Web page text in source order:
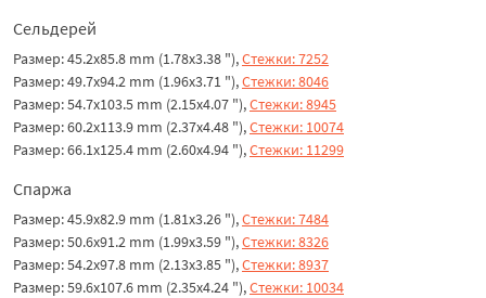
Сельдерей
Размер: 45.2x85.8 mm (1.78x3.38 "),Стежки: 7252
Размер: 49.7x94.2 mm (1.96x3.71 "),Стежки: 8046
Размер: 54.7x103.5 mm (2.15x4.07 "),Стежки: 8945
Размер: 60.2x113.9 mm (2.37x4.48 "),Стежки: 10074
Размер: 66.1x125.4 mm (2.60x4.94 "),Стежки: 11299
Спаржа
Размер: 45.9x82.9 mm (1.81x3.26 "),Стежки: 7484
Размер: 50.6x91.2 mm (1.99x3.59 "),Стежки: 8326
Размер: 54.2x97.8 mm (2.13x3.85 "),Стежки: 8937
Размер: 59.6x107.6 mm (2.35x4.24 "),Стежки: 10034